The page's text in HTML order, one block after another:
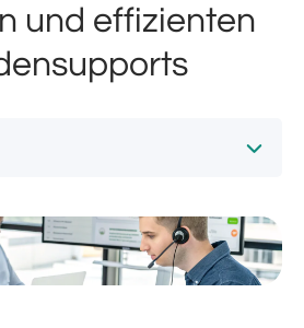
und effizienten